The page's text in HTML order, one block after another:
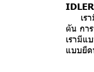
เรา
ตัน กา
เรามีแ
แบบยืด